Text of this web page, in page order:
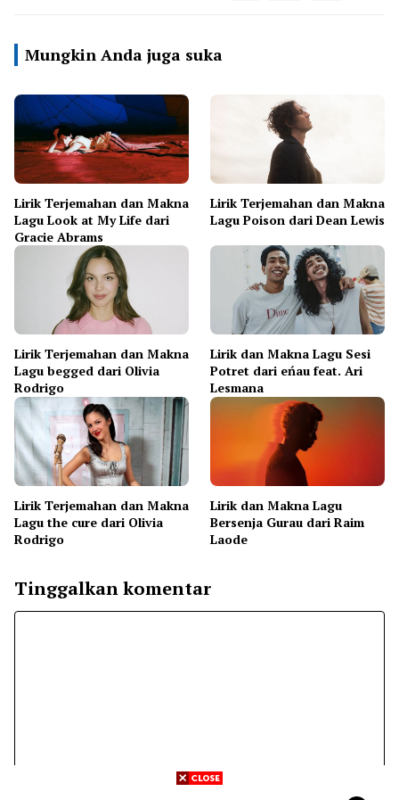
Mungkin Anda juga suka
Lirik Terjemahan dan Makna
Lagu Look at My Life dari
Gracie Abrams
Lirik Terjemahan dan Makna
Lagu Poison dari Dean Lewis
Lirik Terjemahan dan Makna
Lagu begged dari Olivia
Rodrigo
Lirik dan Makna Lagu Sesi
Potret dari eńau feat. Ari
Lesmana
Lirik Terjemahan dan Makna
Lagu the cure dari Olivia
Rodrigo
Lirik dan Makna Lagu
Bersenja Gurau dari Raim
Laode
Tinggalkan komentar